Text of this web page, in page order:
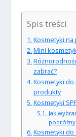
Spis treści
Kosmetyki na
Mini
zabrać?
Kosmetyki do
produkty
Kosmetyki
Jak
Kosmetyki do